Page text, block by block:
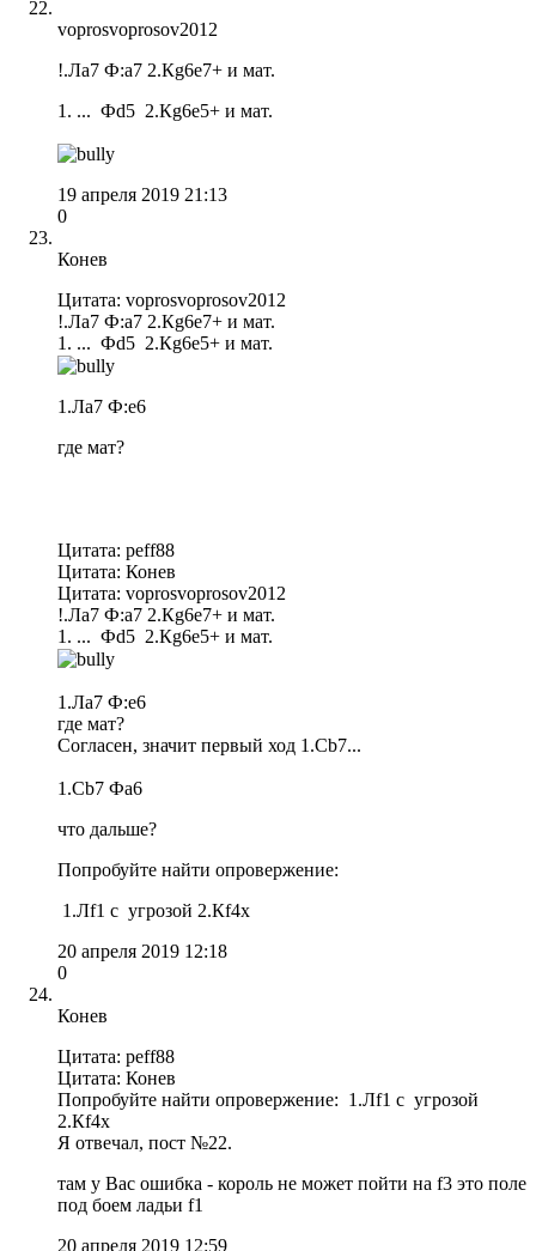
voprosvoprosov2012
!.Ла7 Ф:а7 2.Кg6e7+ и мат.
1. ... Фd5 2.Кg6e5+ и мат.
19 апреля 2019 21:13
0
Конев
Цитата: voprosvoprosov2012
!.Ла7 Ф:а7 2.Кg6e7+ и мат.
1. ... Фd5 2.Кg6e5+ и мат.
1.Ла7 Ф:е6
где мат?
Цитата: peff88
Цитата: Конев
Цитата: voprosvoprosov2012
!.Ла7 Ф:а7 2.Кg6e7+ и мат.
1. ... Фd5 2.Кg6e5+ и мат.
1.Ла7 Ф:е6
где мат?
Согласен, значит первый ход 1.Сb7...
1.Сb7 Фа6
что дальше?
Попробуйте найти опровержение:
1.Лf1 с угрозой 2.Кf4x
20 апреля 2019 12:18
0
Конев
Цитата: peff88
Цитата: Конев
Попробуйте найти опровержение: 1.Лf1 с угрозой
2.Кf4x
Я отвечал, пост №22.
там у Вас ошибка - король не может пойти на f3 это поле
под боем ладьи f1
20 апреля 2019 12:59